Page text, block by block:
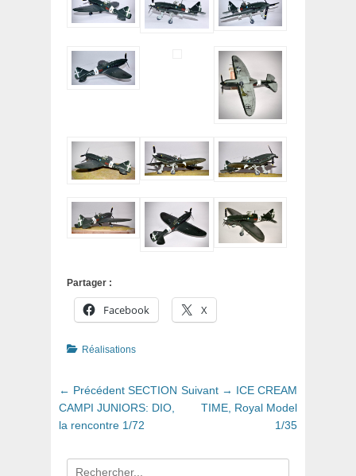
Partager :
Facebook X
Catégories
Réalisations
Navigation
de
l’article
← Précédent Article
précédent
:
SECTION
CAMPI JUNIORS: DIO,
la rencontre 1/72
Suivant → Article
suivant
ICE CREAM
TIME, Royal Model
1/35
Recherche